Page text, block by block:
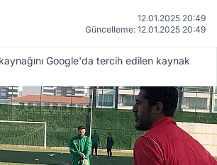
12.01.2025 20:49
Güncelleme: 12.01.2025 20:49
kaynağını Google'da tercih edilen kaynak